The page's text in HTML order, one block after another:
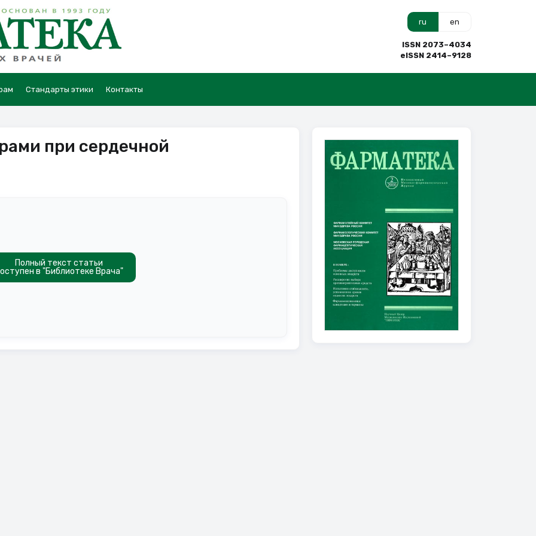
ru en
ISSN 2073–4034
eISSN 2414–9128
Стандарты этики Контакты
при сердечной
Полный текст статьи
в "Библиотеке Врача"